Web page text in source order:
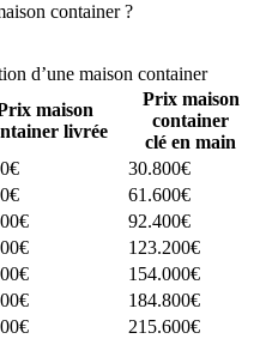
container ?
d’une maison container
maison
livrée
Prix maison
container
clé en main
30.800€
61.600€
92.400€
123.200€
154.000€
184.800€
215.600€